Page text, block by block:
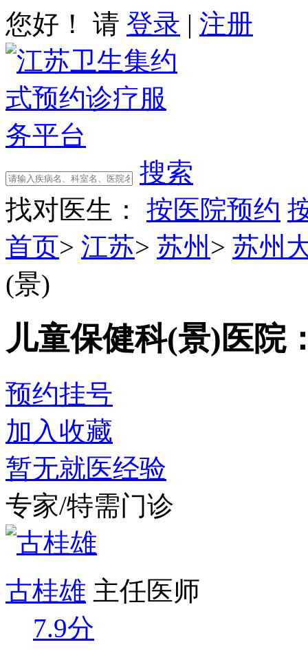
您好！ 请 登录 | 注册
搜索
找对医生：
按医院预约
首页> 江苏> 苏州 > 苏州
(景)
儿童保健科(景)医院
预约挂号
加入收藏
暂无就医经验
专家/特需门诊
古桂雄 主任医师
7.9分